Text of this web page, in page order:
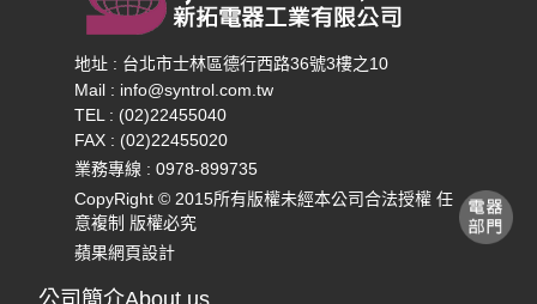
地址 : 台北市士林區德行西路36號3樓之10
Mail : info@syntrol.com.tw
TEL : (02)22455040
FAX : (02)22455020
業務專線 :0978-899735
CopyRight © 2015所有版權未經本公司合法授權 任
意複制 版權必究
蘋果網頁設計